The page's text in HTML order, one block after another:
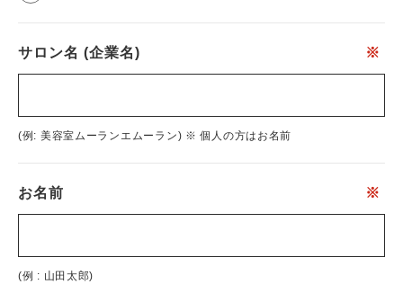
サロン名 (企業名) ※
(例: 美容室ムーランエムーラン) ※ 個人の方はお名前
お名前 ※
(例 : 山田太郎)